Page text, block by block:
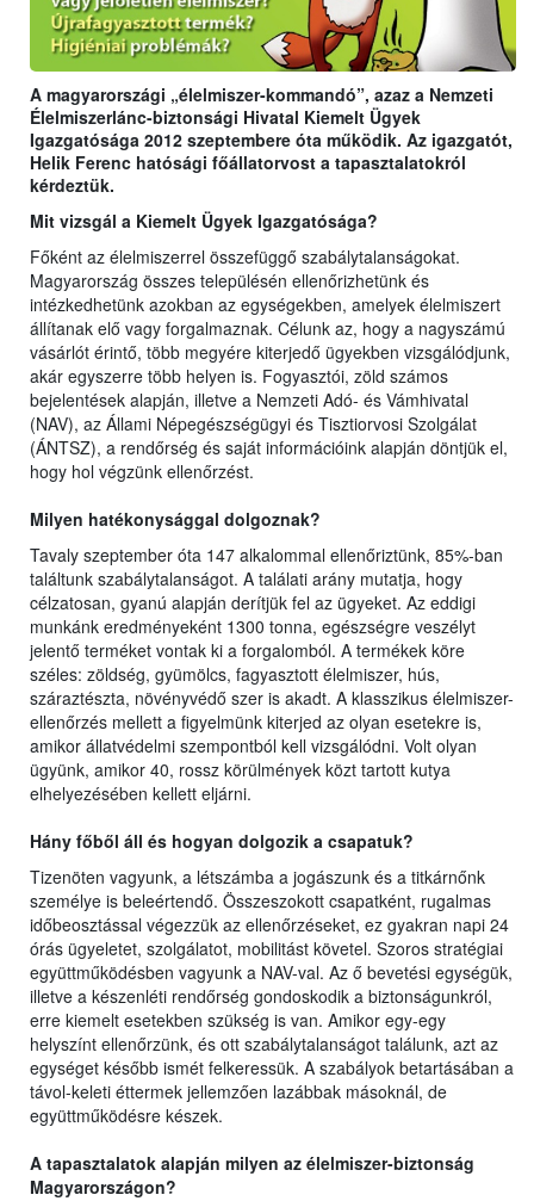
A magyarországi „élelmiszer-kommandó”, azaz a Nemzeti
Élelmiszerlánc-biztonsági Hivatal Kiemelt Ügyek
Igazgatósága 2012 szeptembere óta működik. Az igazgatót,
Helik Ferenc hatósági főállatorvost a tapasztalatokról
kérdeztük.
Mit vizsgál a Kiemelt Ügyek Igazgatósága?
Főként az élelmiszerrel összefüggő szabálytalanságokat.
Magyarország összes településén ellenőrizhetünk és
intézkedhetünk azokban az egységekben, amelyek élelmiszert
állítanak elő vagy forgalmaznak. Célunk az, hogy a nagyszámú
vásárlót érintő, több megyére kiterjedő ügyekben vizsgálódjunk,
akár egyszerre több helyen is. Fogyasztói, zöld számos
bejelentések alapján, illetve a Nemzeti Adó- és Vámhivatal
(NAV), az Állami Népegészségügyi és Tisztiorvosi Szolgálat
(ÁNTSZ), a rendőrség és saját információink alapján döntjük el,
hogy hol végzünk ellenőrzést.
Milyen hatékonysággal dolgoznak?
Tavaly szeptember óta 147 alkalommal ellenőriztünk, 85%-ban
találtunk szabálytalanságot. A találati arány mutatja, hogy
célzatosan, gyanú alapján derítjük fel az ügyeket. Az eddigi
munkánk eredményeként 1300 tonna, egészségre veszélyt
jelentő terméket vontak ki a forgalomból. A termékek köre
széles: zöldség, gyümölcs, fagyasztott élelmiszer, hús,
száraztészta, növényvédő szer is akadt. A klasszikus élelmiszer-
ellenőrzés mellett a figyelmünk kiterjed az olyan esetekre is,
amikor állatvédelmi szempontból kell vizsgálódni. Volt olyan
ügyünk, amikor 40, rossz körülmények közt tartott kutya
elhelyezésében kellett eljárni.
Hány főből áll és hogyan dolgozik a csapatuk?
Tizenöten vagyunk, a létszámba a jogászunk és a titkárnőnk
személye is beleértendő. Összeszokott csapatként, rugalmas
időbeosztással végezzük az ellenőrzéseket, ez gyakran napi 24
órás ügyeletet, szolgálatot, mobilitást követel. Szoros stratégiai
együttműködésben vagyunk a NAV-val. Az ő bevetési egységük,
illetve a készenléti rendőrség gondoskodik a biztonságunkról,
erre kiemelt esetekben szükség is van. Amikor egy-egy
helyszínt ellenőrzünk, és ott szabálytalanságot találunk, azt az
egységet később ismét felkeressük. A szabályok betartásában a
távol-keleti éttermek jellemzően lazábbak másoknál, de
együttműködésre készek.
A tapasztalatok alapján milyen az élelmiszer-biztonság
Magyarországon?